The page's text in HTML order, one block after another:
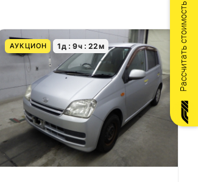
АУКЦИОН 1д 9ч 22м Рассчитать стоимость